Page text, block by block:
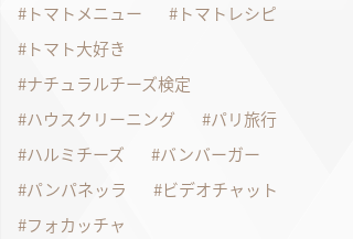
トマトメニュー
トマトレシピ
トマト大好き
ナチュラルチーズ検定
ハウスクリーニング
パリ旅行
ハルミチーズ
バンバーガー
パンパネッラ
ビデオチャット
フォカッチャ